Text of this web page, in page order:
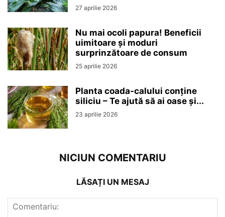
27 aprilie 2026
Nu mai ocoli papura! Beneficii
uimitoare și moduri
surprinzătoare de consum
25 aprilie 2026
Planta coada-calului conține
siliciu – Te ajută să ai oase și...
23 aprilie 2026
NICIUN COMENTARIU
LĂSAȚI UN MESAJ